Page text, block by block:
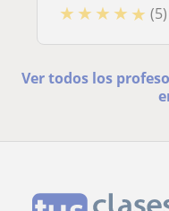
★ ★ ★ ★ ★ (5)
Ver todos los